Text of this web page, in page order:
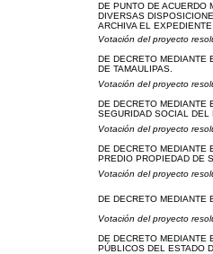
DE PUNTO DE ACUERDO
DIVERSAS
ARCHIVA EL
Votación del proyecto
DE DECRETO MEDIANTE
DE TAMAULIPAS.
Votación del proyecto
DE DECRETO MEDIANTE
SEGURIDAD SOCIAL DEL
Votación del proyecto
DE DECRETO MEDIANTE
PREDIO PROPIEDAD DE
Votación del proyecto
DE DECRETO MEDIANTE
Votación del proyecto
DE DECRETO MEDIANTE
PÚBLICOS DEL ESTADO